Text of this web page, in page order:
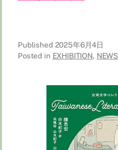
Published 2025年6月4日
Posted in EXHIBITION, NEWS